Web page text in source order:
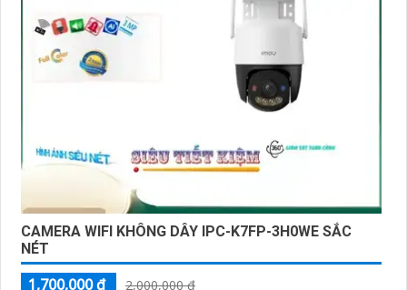
CAMERA WIFI KHÔNG DÂY IPC-K7FP-3H0WE SẮC
NÉT
1,700,000 ₫ 2,000,000 ₫